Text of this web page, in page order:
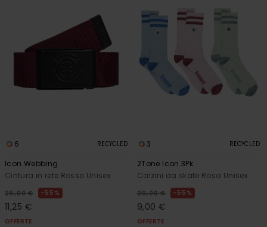
6 RECYCLED
Icon Webbing
Cintura in rete Rosso Unisex
25,00 € 55%
11,25 €
OFFERTE
3 RECYCLED
2Tone Icon 3Pk
Calzini da skate Rosa Unisex
20,00 € 55%
9,00 €
OFFERTE